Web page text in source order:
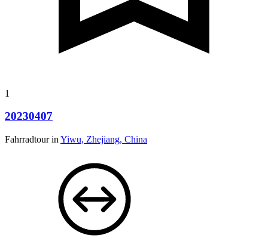
1
20230407
Fahrradtour in Yiwu, Zhejiang, China